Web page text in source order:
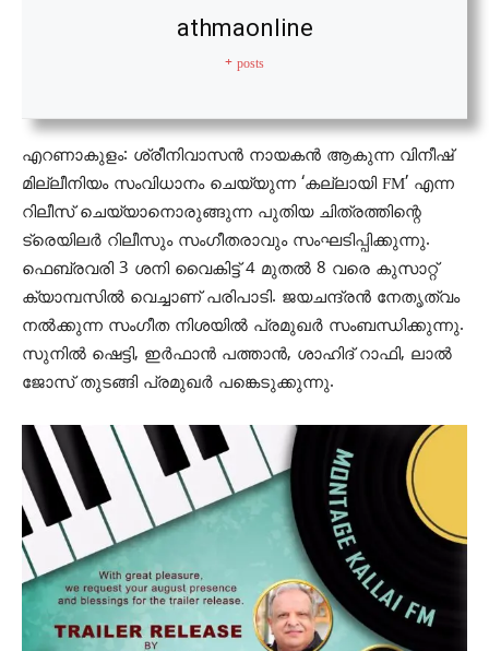
athmaonline
+ posts
എറണാകുളം: ശ്രീനിവാസന്‍ നായകന്‍ ആകുന്ന വിനീഷ്
മില്ലീനിയം സംവിധാനം ചെയ്യുന്ന ‘കല്ലായി FM’ എന്ന
റിലീസ് ചെയ്യാനൊരുങ്ങുന്ന പുതിയ ചിത്രത്തിന്റെ
ട്രെയിലര്‍ റിലീസും സംഗീതരാവും സംഘടിപ്പിക്കുന്നു.
ഫെബ്രവരി 3 ശനി വൈകിട്ട് 4 മുതല്‍ 8 വരെ കുസാറ്റ്
ക്യാമ്പസില്‍ വെച്ചാണ് പരിപാടി. ജയചന്ദ്രന്‍ നേതൃത്വം
നല്‍ക്കുന്ന സംഗീത നിശയില്‍ പ്രമുഖര്‍ സംബന്ധിക്കുന്നു.
സുനില്‍ ഷെട്ടി, ഇര്‍ഫാന്‍ പത്താന്‍, ശാഹിദ് റാഫി, ലാല്‍
ജോസ് തുടങ്ങി പ്രമുഖര്‍ പങ്കെടുക്കുന്നു.